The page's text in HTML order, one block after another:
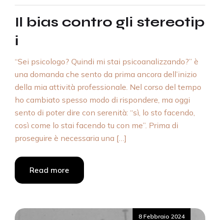
Il bias contro gli stereotip
i
“Sei psicologo? Quindi mi stai psicoanalizzando?” è
una domanda che sento da prima ancora dell’inizio
della mia attività professionale. Nel corso del tempo
ho cambiato spesso modo di rispondere, ma oggi
sento di poter dire con serenità: “sì, lo sto facendo,
così come lo stai facendo tu con me”. Prima di
proseguire è necessaria una […]
Read more
Posted
8 Febbraio 2024